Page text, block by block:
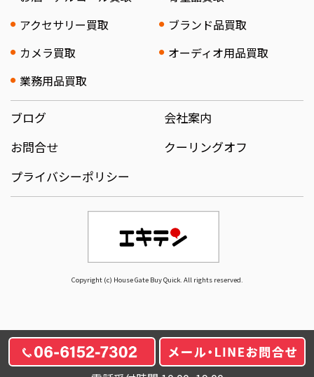
アクセサリー買取
ブランド品買取
カメラ買取
オーディオ用品買取
業務用品買取
ブログ
会社案内
お問合せ
クーリングオフ
プライバシーポリシー
Copyright (c) House Gate Buy Quick. All rights reserved.